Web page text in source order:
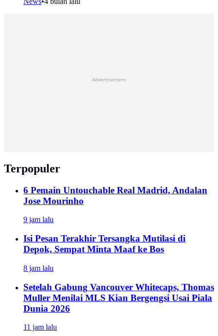
Advertisement
Terpopuler
6 Pemain Untouchable Real Madrid, Andalan
Jose Mourinho
9 jam lalu
Isi Pesan Terakhir Tersangka Mutilasi di
Depok, Sempat Minta Maaf ke Bos
8 jam lalu
Setelah Gabung Vancouver Whitecaps, Thomas
Muller Menilai MLS Kian Bergengsi Usai Piala
Dunia 2026
11 jam lalu